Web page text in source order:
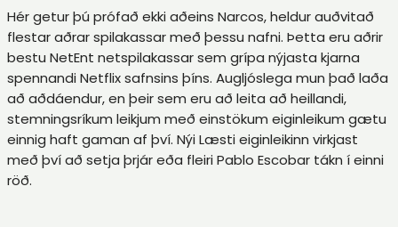
Hér getur þú prófað ekki aðeins Narcos, heldur auðvitað
flestar aðrar spilakassar með þessu nafni. Þetta eru aðrir
bestu NetEnt netspilakassar sem grípa nýjasta kjarna
spennandi Netflix safnsins þíns. Augljóslega mun það laða
að aðdáendur, en þeir sem eru að leita að heillandi,
stemningsríkum leikjum með einstökum eiginleikum gætu
einnig haft gaman af því. Nýi Læsti eiginleikinn virkjast
með því að setja þrjár eða fleiri Pablo Escobar tákn í einni
röð.